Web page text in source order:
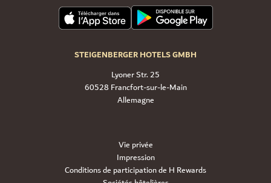
STEIGENBERGER HOTELS GMBH
Lyoner Str. 25
60528 Francfort-sur-le-Main
Allemagne
Vie privée
Impression
Conditions de participation de H Rewards